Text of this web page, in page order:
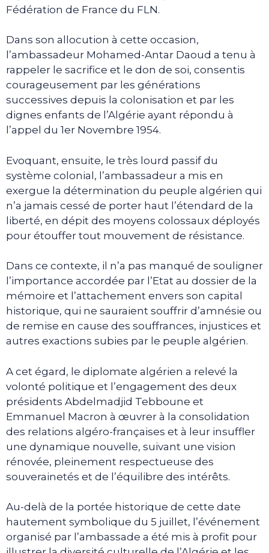
Fédération de France du FLN.
Dans son allocution à cette occasion,
l’ambassadeur Mohamed-Antar Daoud a tenu à
rappeler le sacrifice et le don de soi, consentis
courageusement par les générations
successives depuis la colonisation et par les
dignes enfants de l’Algérie ayant répondu à
l’appel du 1er Novembre 1954.
Evoquant, ensuite, le très lourd passif du
système colonial, l’ambassadeur a mis en
exergue la détermination du peuple algérien qui
n’a jamais cessé de porter haut l’étendard de la
liberté, en dépit des moyens colossaux déployés
pour étouffer tout mouvement de résistance.
Dans ce contexte, il n’a pas manqué de souligner
l’importance accordée par l’Etat au dossier de la
mémoire et l’attachement envers son capital
historique, qui ne sauraient souffrir d’amnésie ou
de remise en cause des souffrances, injustices et
autres exactions subies par le peuple algérien.
A cet égard, le diplomate algérien a relevé la
volonté politique et l’engagement des deux
présidents Abdelmadjid Tebboune et
Emmanuel Macron à œuvrer à la consolidation
des relations algéro-françaises et à leur insuffler
une dynamique nouvelle, suivant une vision
rénovée, pleinement respectueuse des
souverainetés et de l’équilibre des intérêts.
Au-delà de la portée historique de cette date
hautement symbolique du 5 juillet, l’événement
organisé par l’ambassade a été mis à profit pour